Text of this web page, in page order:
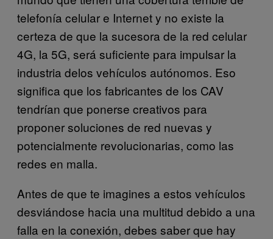
telefonía celular e Internet y no existe la
certeza de que la sucesora de la red celular
4G, la 5G, será suficiente para impulsar la
industria delos vehículos autónomos. Eso
significa que los fabricantes de los CAV
tendrían que ponerse creativos para
proponer soluciones de red nuevas y
potencialmente revolucionarias, como las
redes en malla.
Antes de que te imagines a estos vehículos
desviándose hacia una multitud debido a una
falla en la conexión, debes saber que hay